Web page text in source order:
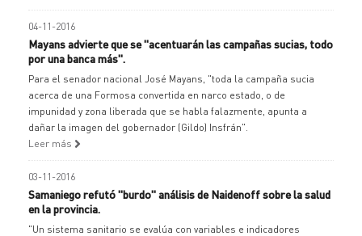
04-11-2016
Mayans advierte que se "acentuarán las campañas sucias, todo
por una banca más".
Para el senador nacional José Mayans, "toda la campaña sucia
acerca de una Formosa convertida en narco estado, o de
impunidad y zona liberada que se habla falazmente, apunta a
dañar la imagen del gobernador (Gildo) Insfrán".
Leer más
03-11-2016
Samaniego refutó "burdo" análisis de Naidenoff sobre la salud
en la provincia.
"Un sistema sanitario se evalúa con variables e indicadores